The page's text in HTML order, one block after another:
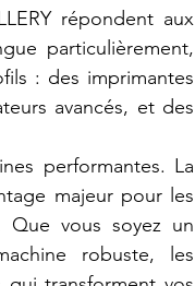
répondent aux
particulièrement,
: des imprimantes
avancés, et des
performantes. La
majeur pour les
Que vous soyez un